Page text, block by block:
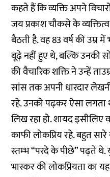
कहते हैं कि व्यक्ति अपने
जय प्रकाश चौकसे के
बैठती है. वह 83 वर्ष की उम्र
बूढ़े नहीं हुए थे, बल्कि
की वैचारिक शक्ति ने उन्हें
सांस तक अपनी धारदार
रहे. उनको पढ़कर ऐसा
लिख रहा हो. शायद इसीलिए
काफी लोकप्रिय रहे. बहुत
स्तम्भ “परदे के पीछे” पढ़ते थे.
भास्कर की लोकप्रियता का